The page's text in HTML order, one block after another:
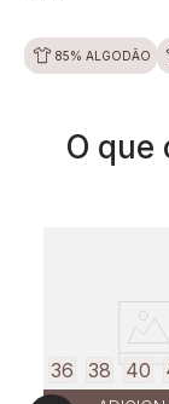
85% ALGODÃO
O que
36 38 40